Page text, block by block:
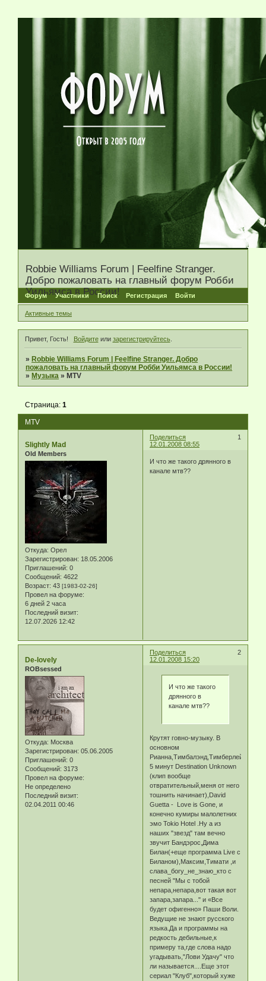
Robbie Williams Forum | Feelfine Stranger.
Добро пожаловать на главный форум Робби
Уильямса в России!
Форум Участники Поиск Регистрация Войти
Активные темы
Привет, Гость! Войдитеили зарегистрируйтесь.
» Robbie Williams Forum | Feelfine Stranger. Добро
пожаловать на главный форум Робби Уильямса в России!
» Музыка » MTV
MTV
Страница:1
Поделиться
1
12.01.2008 08:55
Slightly Mad
Old Members
Откуда: Орел
Зарегистрирован: 18.05.2006
Приглашений: 0
Сообщений: 4622
Возраст: 43 [1983-02-26]
Провел на форуме:
6 дней 2 часа
Последний визит:
12.07.2026 12:42
И что же такого дрянного в
канале мтв??
Поделиться
2
12.01.2008 15:20
De-lovely
ROBsessed
Откуда: Москва
Зарегистрирован: 05.06.2005
Приглашений: 0
Сообщений: 3173
Провел на форуме:
Не определено
Последний визит:
02.04.2011 00:46
И что же такого
дрянного в
канале мтв??
Крутят говно-музыку. В
основном
5 минут Destination Unknown
(клип вообще
отвратительный,меня от него
тошнить начинает),David
Guetta - Love is Gone, и
конечно кумиры малолетних
эмо Tokio Hotel .Ну а из
наших "звезд" там вечно
звучит Бандэрос,Дима
Билан(+еще программа Live с
Биланом),Максим,Тимати ,и
слава_богу_не_знаю_кто с
песней "Мы с тобой
непара,непара,вот такая вот
запара,запара..." и «Все
будет офигенно» Паши Воли.
Ведущие не знают русского
языка.Да и программы на
редкость дебильные,к
примеру та,где слова надо
угадывать,"Лови Удачу" что
ли называется....Еще этот
сериал "Клуб",который хуже